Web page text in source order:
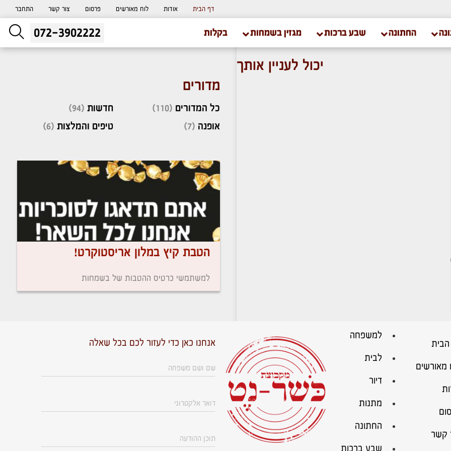
דף הבית אודות לוח מאורשים פרסום צור קשר התחבר
החתונה שבע ברכות מגזין בשמחות בקלות ליעוץ חינם
והזמנת כרטיס שמחות
072-3902222
יכול לעניין אותך
מדורים
כל המדורים (110)
אופנה (7)
חדשות (94)
טיפים והמלצות (6)
הטבת קיץ במלון אריסטוקרט!
למשתמשי כרטיס ההטבות של בשמחות
מאורשים
קשר
למשפחה
לבית
דיור
מתנות
החתונה
שבע ברכות
אנחנו כאן כדי לעזור לכם בכל שאלה